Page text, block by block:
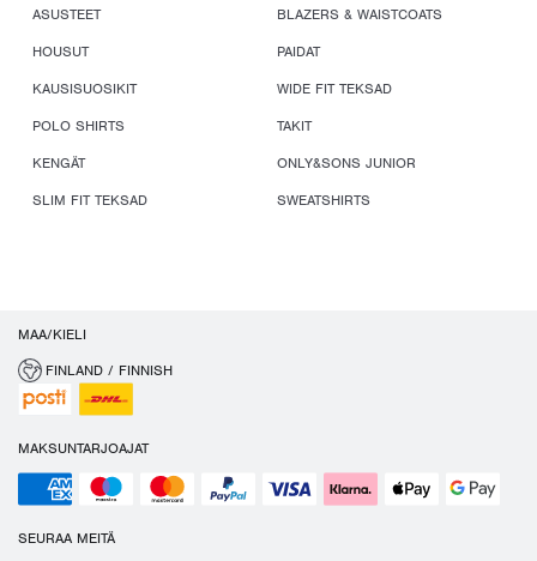
ASUSTEET
BLAZERS & WAISTCOATS
HOUSUT
PAIDAT
KAUSISUOSIKIT
WIDE FIT TEKSAD
POLO SHIRTS
TAKIT
KENGÄT
ONLY&SONS JUNIOR
SLIM FIT TEKSAD
SWEATSHIRTS
MAA/KIELI
FINLAND / FINNISH
MAKSUNTARJOAJAT
SEURAA MEITÄ